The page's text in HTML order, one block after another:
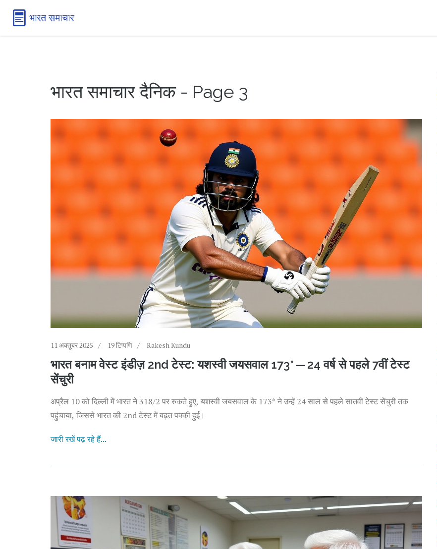
भारत समाचार दैनिक - Page 3
11 अक्तूबर 2025 19 टिप्पणि Rakesh Kundu
भारत बनाम वेस्ट इंडीज़ 2nd टेस्ट: यशस्वी जयसवाल 173* — 24 वर्ष से पहले 7वीं टेस्ट
सेंचुरी
अप्रैल 10 को दिल्ली में भारत ने 318/2 पर रुकते हुए, यशस्वी जयसवाल के 173* ने उन्हें 24 साल से पहले सातवीं टेस्ट सेंचुरी तक
पहुंचाया, जिससे भारत की 2nd टेस्ट में बढ़त पक्की हुई।
जारी रखें पढ़ रहे हैं...